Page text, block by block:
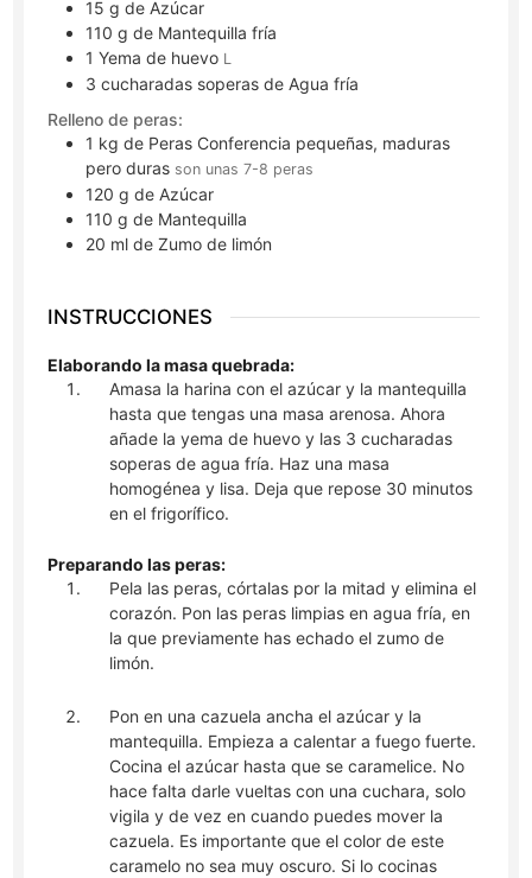
15 g de Azúcar
110 g de Mantequilla fría
1 Yema de huevo L
3 cucharadas soperasde Agua fría
Relleno de peras:
1 kg de Peras Conferencia pequeñas, maduras
pero duras son unas 7-8 peras
120 g de Azúcar
110 g de Mantequilla
20 ml de Zumo de limón
INSTRUCCIONES
Elaborando la masa quebrada:
Amasa la harina con el azúcar y la mantequilla
hasta que tengas una masa arenosa. Ahora
añade la yema de huevo y las 3 cucharadas
soperas de agua fría. Haz una masa
homogénea y lisa. Deja que repose 30 minutos
en el frigorífico.
Preparando las peras:
Pela las peras, córtalas por la mitad y elimina el
corazón. Pon las peras limpias en agua fría, en
la que previamente has echado el zumo de
limón.
Pon en una cazuela ancha el azúcar y la
mantequilla. Empieza a calentar a fuego fuerte.
Cocina el azúcar hasta que se caramelice. No
hace falta darle vueltas con una cuchara, solo
vigila y de vez en cuando puedes mover la
cazuela. Es importante que el color de este
caramelo no sea muy oscuro. Si lo cocinas